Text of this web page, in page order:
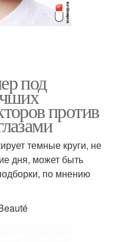
под
против
темные круги, не
дня, может быть
по мнению